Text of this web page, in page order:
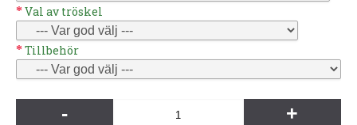
Val av tröskel
Tillbehör
- +